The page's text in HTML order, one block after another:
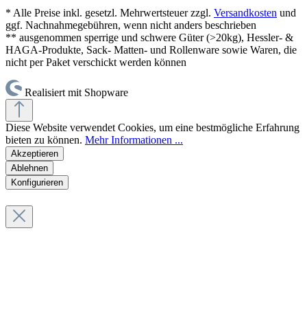
* Alle Preise inkl. gesetzl. Mehrwertsteuer zzgl. Versandkosten und
ggf. Nachnahmegebühren, wenn nicht anders beschrieben
** ausgenommen sperrige und schwere Güter (>20kg), Hessler- &
HAGA-Produkte, Sack- Matten- und Rollenware sowie Waren, die
nicht per Paket verschickt werden können
Realisiert mit Shopware
Diese Website verwendet Cookies, um eine bestmögliche Erfahrung
bieten zu können. Mehr Informationen ...
Akzeptieren
Ablehnen
Konfigurieren